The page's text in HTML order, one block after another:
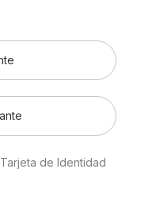
Tarjeta de Identidad